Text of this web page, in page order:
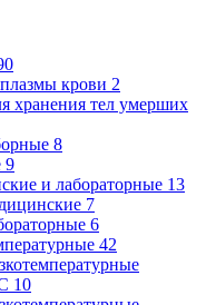
крови 2
хранения тел умерших
8
9
и лабораторные 13
7
6
42
10